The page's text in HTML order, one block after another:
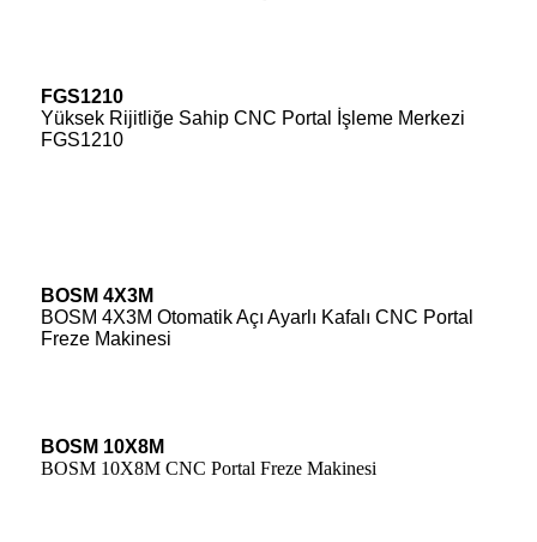
FGS1210
Yüksek Rijitliğe Sahip CNC Portal İşleme Merkezi
FGS1210
BOSM 4X3M
BOSM 4X3M Otomatik Açı Ayarlı Kafalı CNC Portal
Freze Makinesi
BOSM 10X8M
BOSM 10X8M CNC Portal Freze Makinesi